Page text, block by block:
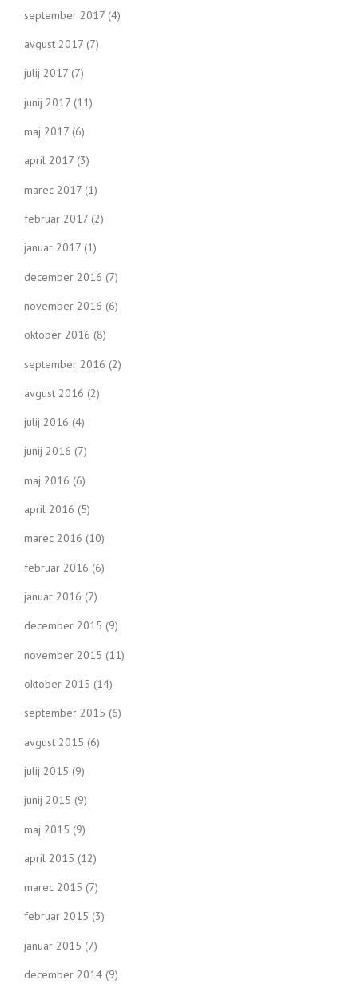
september 2017 (4)
avgust 2017 (7)
julij 2017 (7)
junij 2017 (11)
maj 2017 (6)
april 2017 (3)
marec 2017 (1)
februar 2017 (2)
januar 2017 (1)
december 2016 (7)
november 2016 (6)
oktober 2016 (8)
september 2016 (2)
avgust 2016 (2)
julij 2016 (4)
junij 2016 (7)
maj 2016 (6)
april 2016 (5)
marec 2016 (10)
februar 2016 (6)
januar 2016 (7)
december 2015 (9)
november 2015 (11)
oktober 2015 (14)
september 2015 (6)
avgust 2015 (6)
julij 2015 (9)
junij 2015 (9)
maj 2015 (9)
april 2015 (12)
marec 2015 (7)
februar 2015 (3)
januar 2015 (7)
december 2014 (9)